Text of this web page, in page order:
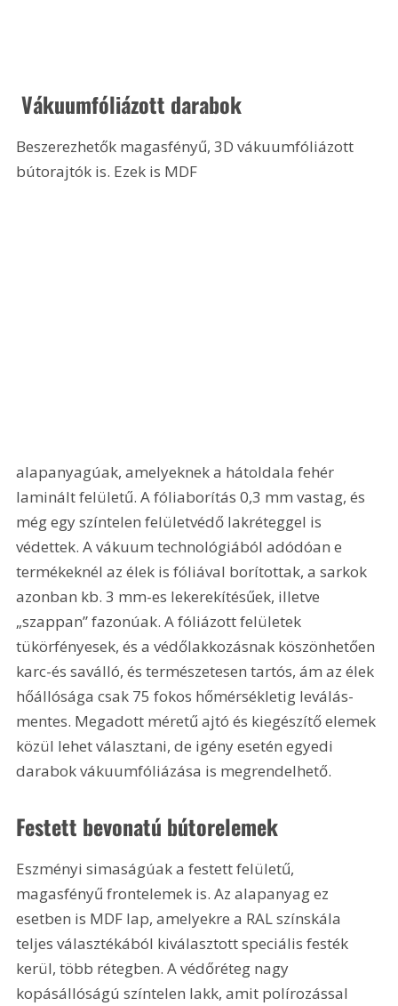
Vákuumfóliázott darabok
Beszerezhetők magasfényű, 3D vákuumfóliázott
bútorajtók is. Ezek is MDF
alapanyagúak, amelyeknek a hátoldala fehér
laminált felületű. A fóliaborítás 0,3 mm vastag, és
még egy színtelen felületvédő lakréteggel is
védettek. A vákuum technológiából adódóan e
termékeknél az élek is fóliával borítottak, a sarkok
azonban kb. 3 mm-es lekerekítésűek, illetve
„szappan” fazonúak. A fóliázott felületek
tükörfényesek, és a védőlakkozásnak köszönhetően
karc-és saválló, és természetesen tartós, ám az élek
hőállósága csak 75 fokos hőmérsékletig leválás-
mentes. Megadott méretű ajtó és kiegészítő elemek
közül lehet választani, de igény esetén egyedi
darabok vákuumfóliázása is megrendelhető.
Festett bevonatú bútorelemek
Eszményi simaságúak a festett felületű,
magasfényű frontelemek is. Az alapanyag ez
esetben is MDF lap, amelyekre a RAL színskála
teljes választékából kiválasztott speciális festék
kerül, több rétegben. A védőréteg nagy
kopásállóságú színtelen lakk, amit polírozással